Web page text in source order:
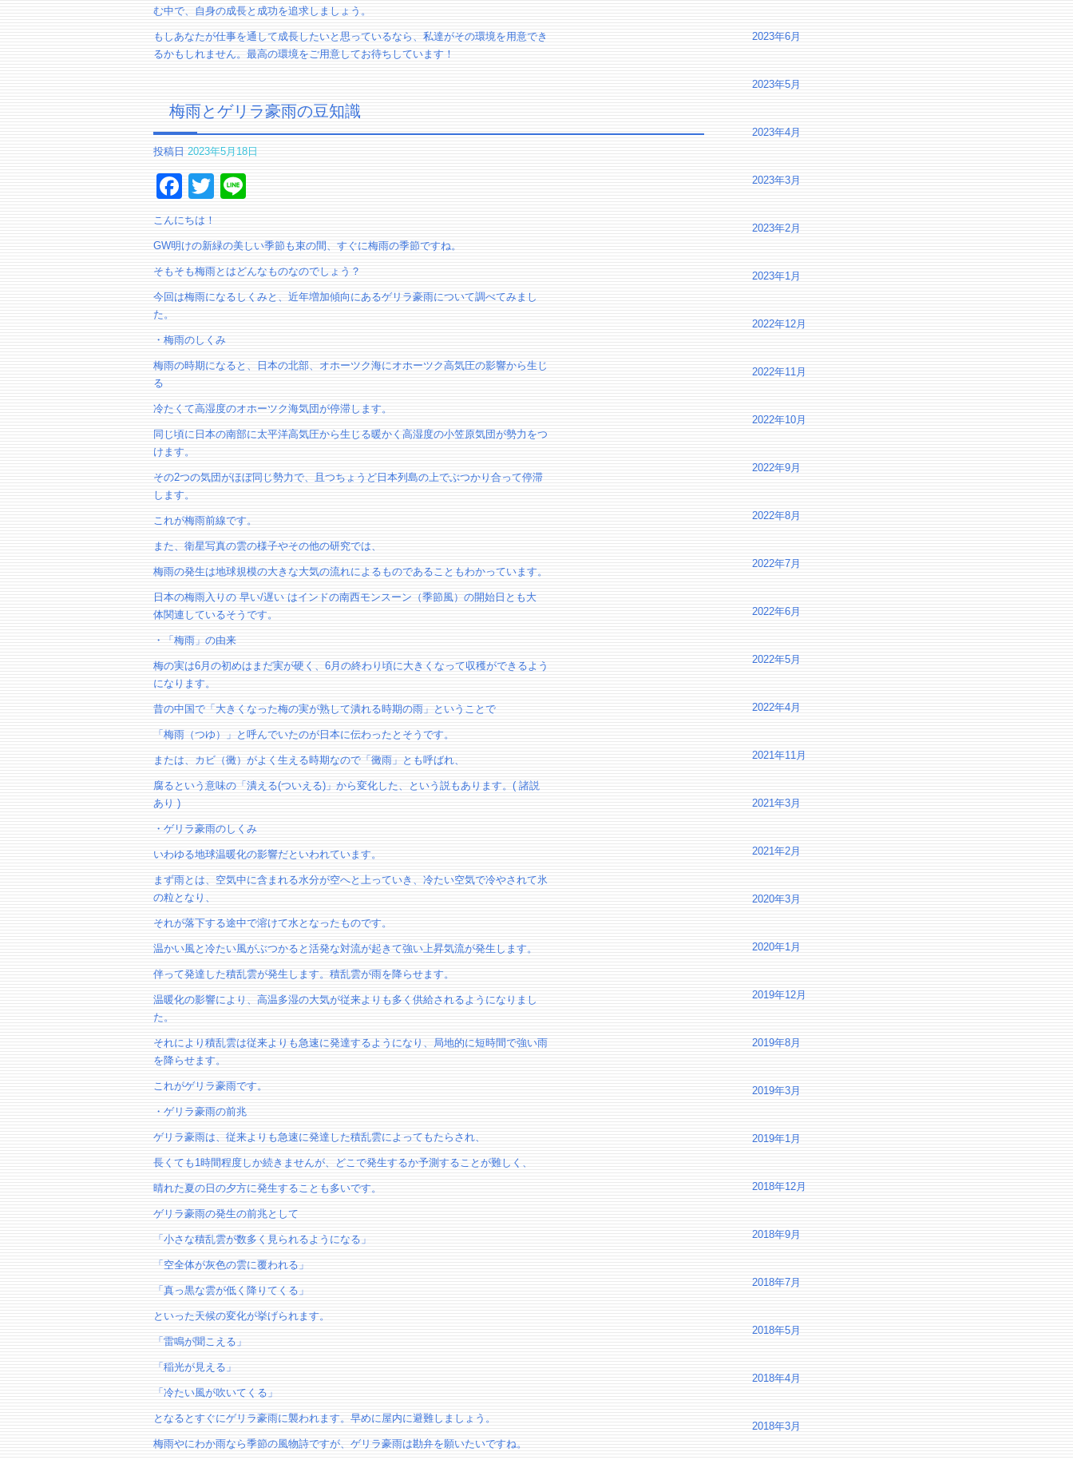
む中で、自身の成長と成功を追求しましょう。
もしあなたが仕事を通して成長したいと思っているなら、私達がその環境を用意でき
るかもしれません。最高の環境をご用意してお待ちしています！
梅雨とゲリラ豪雨の豆知識
投稿日 2023年5月18日
Facebook
Twitter
こんにちは！
GW明けの新緑の美しい季節も束の間、すぐに梅雨の季節ですね。
そもそも梅雨とはどんなものなのでしょう？
今回は梅雨になるしくみと、近年増加傾向にあるゲリラ豪雨について調べてみまし
た。
・梅雨のしくみ
梅雨の時期になると、日本の北部、オホーツク海にオホーツク高気圧の影響から生じ
る
冷たくて高湿度のオホーツク海気団が停滞します。
同じ頃に日本の南部に太平洋高気圧から生じる暖かく高湿度の小笠原気団が勢力をつ
けます。
その2つの気団がほぼ同じ勢力で、且つちょうど日本列島の上でぶつかり合って停滞
します。
これが梅雨前線です。
また、衛星写真の雲の様子やその他の研究では、
梅雨の発生は地球規模の大きな大気の流れによるものであることもわかっています。
日本の梅雨入りの 早い/遅い はインドの南西モンスーン（季節風）の開始日とも大
体関連しているそうです。
・「梅雨」の由来
梅の実は6月の初めはまだ実が硬く、6月の終わり頃に大きくなって収穫ができるよう
になります。
昔の中国で「大きくなった梅の実が熟して潰れる時期の雨」ということで
「梅雨（つゆ）」と呼んでいたのが日本に伝わったとそうです。
または、カビ（黴）がよく生える時期なので「黴雨」とも呼ばれ、
腐るという意味の「潰える(ついえる)」から変化した、という説もあります。( 諸説
あり )
・ゲリラ豪雨のしくみ
いわゆる地球温暖化の影響だといわれています。
まず雨とは、空気中に含まれる水分が空へと上っていき、冷たい空気で冷やされて氷
の粒となり、
それが落下する途中で溶けて水となったものです。
温かい風と冷たい風がぶつかると活発な対流が起きて強い上昇気流が発生します。
伴って発達した積乱雲が発生します。積乱雲が雨を降らせます。
温暖化の影響により、高温多湿の大気が従来よりも多く供給されるようになりまし
た。
それにより積乱雲は従来よりも急速に発達するようになり、局地的に短時間で強い雨
を降らせます。
これがゲリラ豪雨です。
・ゲリラ豪雨の前兆
ゲリラ豪雨は、従来よりも急速に発達した積乱雲によってもたらされ、
長くても1時間程度しか続きませんが、どこで発生するか予測することが難しく、
晴れた夏の日の夕方に発生することも多いです。
ゲリラ豪雨の発生の前兆として
「小さな積乱雲が数多く見られるようになる」
「空全体が灰色の雲に覆われる」
「真っ黒な雲が低く降りてくる」
といった天候の変化が挙げられます。
「雷鳴が聞こえる」
「稲光が見える」
「冷たい風が吹いてくる」
となるとすぐにゲリラ豪雨に襲われます。早めに屋内に避難しましょう。
梅雨やにわか雨なら季節の風物詩ですが、ゲリラ豪雨は勘弁を願いたいですね。
2023年6月
2023年5月
2023年4月
2023年3月
2023年2月
2023年1月
2022年12月
2022年11月
2022年10月
2022年9月
2022年8月
2022年7月
2022年6月
2022年5月
2022年4月
2021年11月
2021年3月
2021年2月
2020年3月
2020年1月
2019年12月
2019年8月
2019年3月
2019年1月
2018年12月
2018年9月
2018年7月
2018年5月
2018年4月
2018年3月